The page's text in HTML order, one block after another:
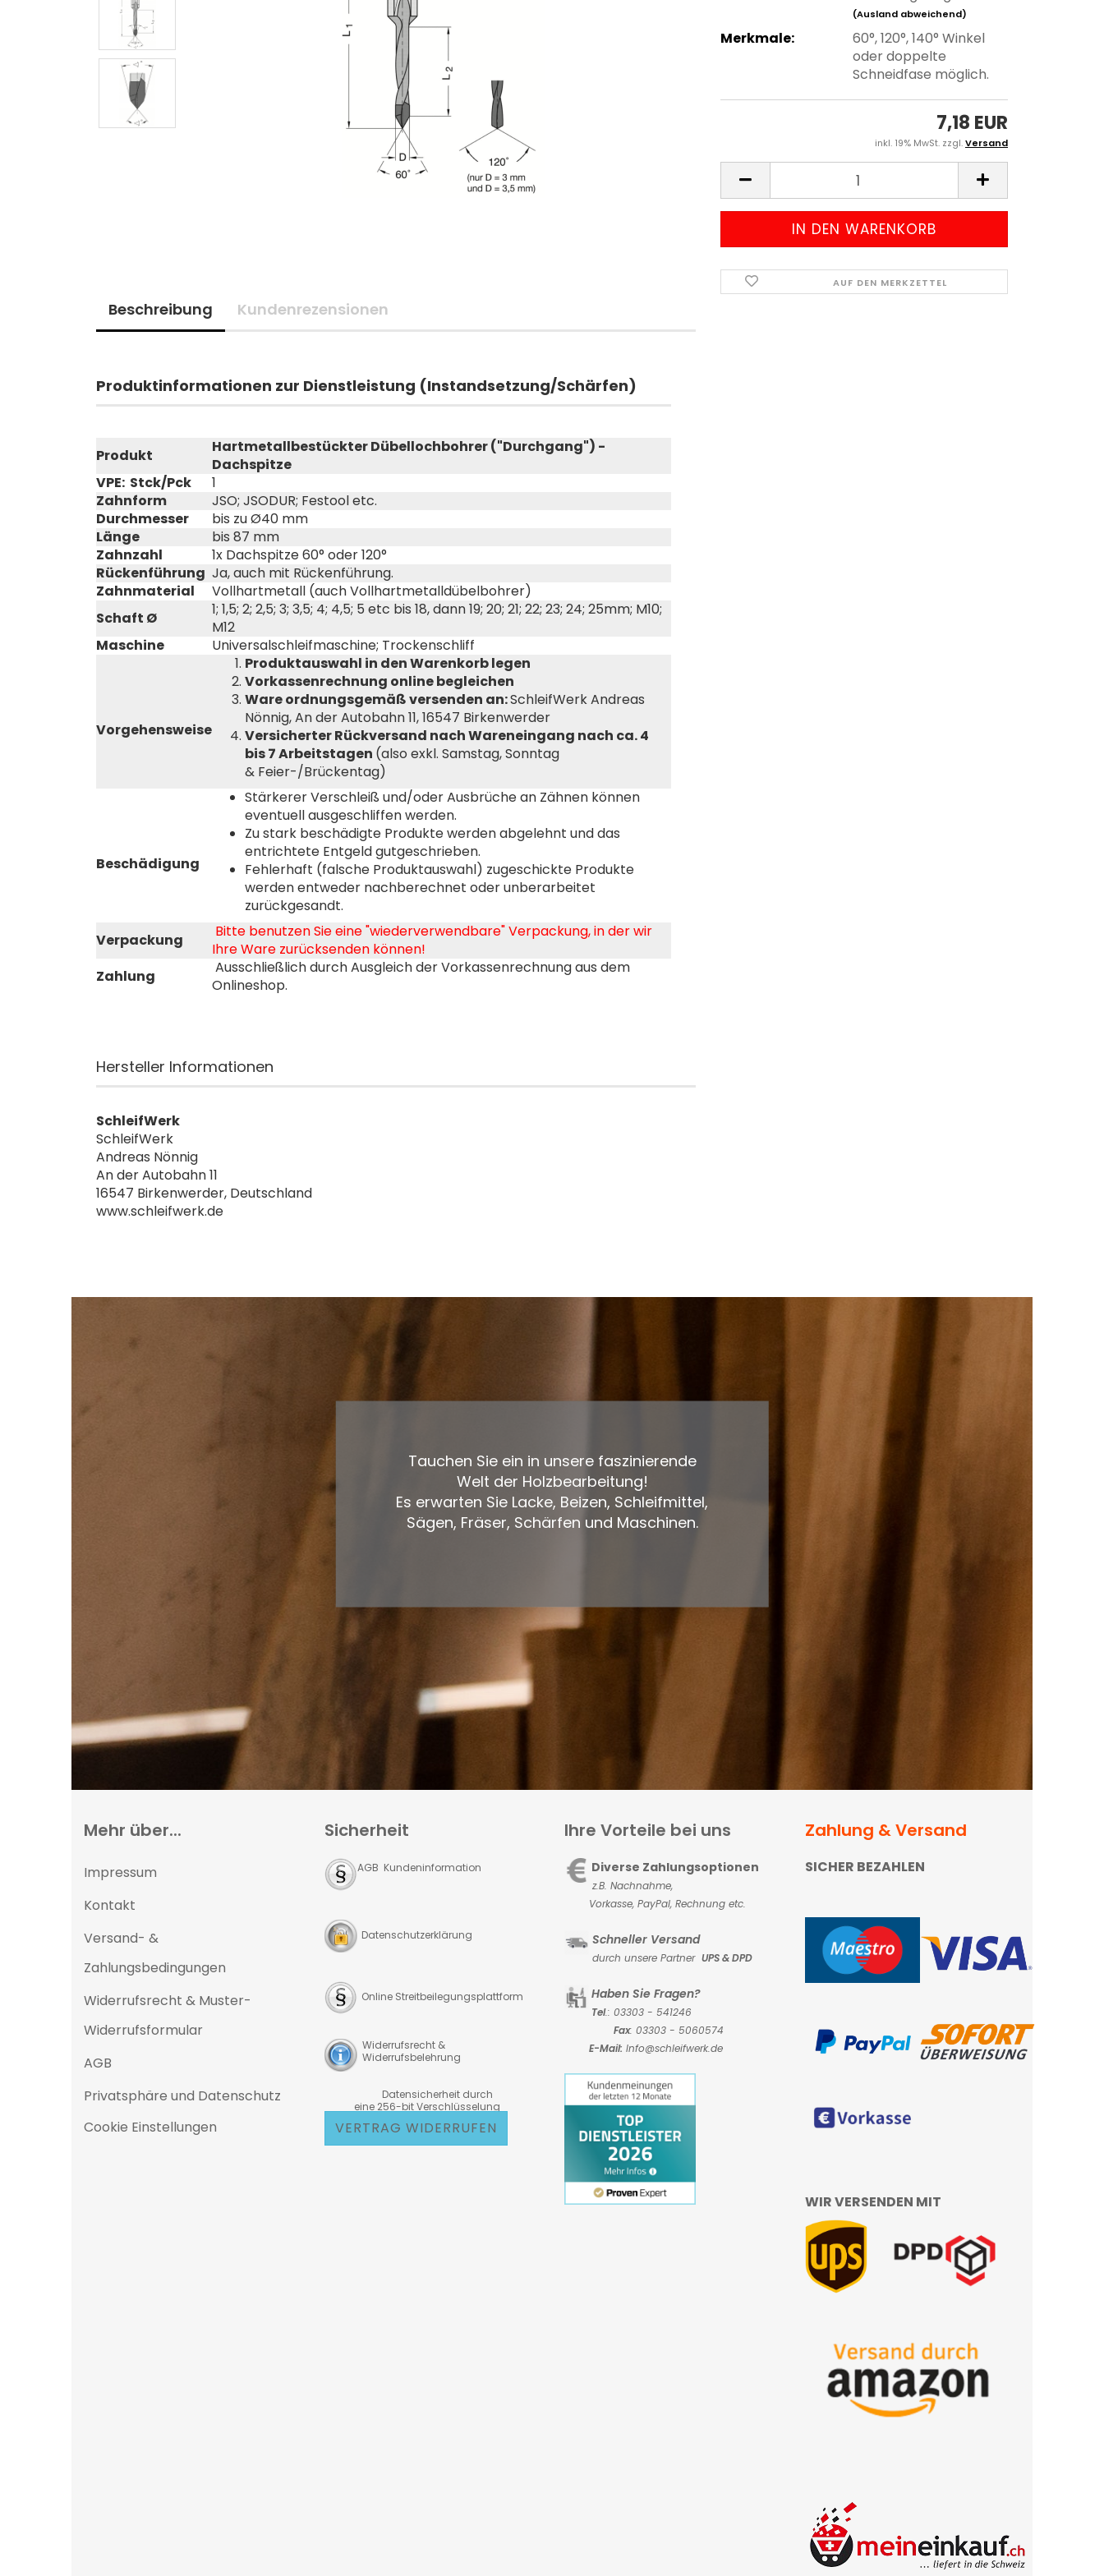
(Ausland abweichend)
Merkmale:
60°, 120°, 140° Winkel
oder doppelte
Schneidfase möglich.
7,18 EUR
inkl. 19% MwSt. zzgl.Versand
AUF DEN MERKZETTEL
Beschreibung Kundenrezensionen
Produkt
Hartmetallbestückter Dübellochbohrer ("Durchgang") -
Dachspitze
Produktinformationen zur Dienstleistung (Instandsetzung/Schärfen)
VPE: Stck/Pck
1
Zahnform
JSO; JSODUR; Festool etc.
Durchmesser
bis zu Ø40 mm
Länge
bis 87 mm
Zahnzahl
1x Dachspitze 60° oder 120°
Rückenführung Ja, auch mit Rückenführung.
Zahnmaterial
Vollhartmetall (auch Vollhartmetalldübelbohrer)
Schaft Ø
1; 1,5; 2; 2,5; 3; 3,5; 4; 4,5; 5 etc bis 18, dann 19; 20; 21; 22; 23; 24; 25mm; M10;
M12
Maschine
Universalschleifmaschine; Trockenschliff
Vorgehensweise
Produktauswahl in den Warenkorb legen
Vorkassenrechnung online begleichen
Ware ordnungsgemäß versenden an:SchleifWerk Andreas
Nönnig, An der Autobahn 11, 16547 Birkenwerder
Versicherter Rückversand nach Wareneingang nach ca. 4
bis 7 Arbeitstagen (also exkl. Samstag, Sonntag
& Feier-/Brückentag)
Beschädigung
Stärkerer Verschleiß und/oder Ausbrüche an Zähnen können
eventuell ausgeschliffen werden.
Zu stark beschädigte Produkte werden abgelehnt und das
entrichtete Entgeld gutgeschrieben.
Fehlerhaft (falsche Produktauswahl) zugeschickte Produkte
werden entweder nachberechnet oder unberarbeitet
zurückgesandt.
Verpackung
Bitte benutzen Sie eine "wiederverwendbare" Verpackung, in der wir
Ihre Ware zurücksenden können!
Zahlung
Ausschließlich durch Ausgleich der Vorkassenrechnung aus dem
Onlineshop.
Hersteller Informationen
SchleifWerk
SchleifWerk
Andreas Nönnig
An der Autobahn 11
16547 Birkenwerder, Deutschland
www.schleifwerk.de
Tauchen Sie ein in unsere faszinierende
Welt der Holzbearbeitung!
Es erwarten Sie Lacke, Beizen, Schleifmittel,
Sägen, Fräser, Schärfen und Maschinen.
Mehr über...
Impressum
Kontakt
Versand- &
Zahlungsbedingungen
Widerrufsrecht & Muster-
Widerrufsformular
AGB
Privatsphäre und Datenschutz
Cookie Einstellungen
Sicherheit
AGB Kundeninformation
Datenschutzerklärung
Online Streitbeilegungsplattform
Widerrufsrecht &
Widerrufsbelehrung
Datensicherheit durch
eine 256-bit Verschlüsselung
VERTRAG WIDERRUFEN
Ihre Vorteile bei uns
Diverse Zahlungsoptionen
z.B. Nachnahme,
Vorkasse, PayPal, Rechnung etc.
Schneller Versand
durch unsere Partner UPS & DPD
Haben Sie Fragen?
Tel.: 03303 - 541246
Fax: 03303 - 5060574
E-Mail: Info@schleifwerk.de
Zahlung & Versand
SICHER BEZAHLEN
WIR VERSENDEN MIT